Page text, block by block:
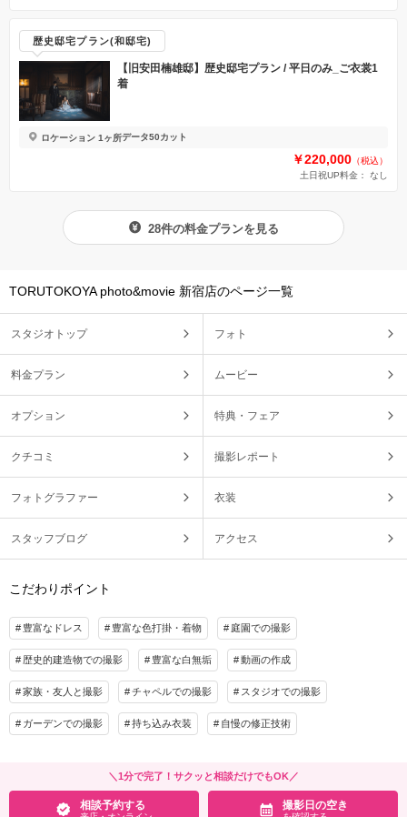
歴史邸宅プラン(和邸宅)
【旧安田楠雄邸】歴史邸宅プラン / 平日のみ_ご衣裳1
着
ロケーション 1ヶ所データ50カット
￥220,000 （税込）
土日祝UP料金： なし
28件の料金プランを見る
TORUTOKOYA photo&movie 新宿店のページ一覧
スタジオトップ フォト
料金プラン ムービー
オプション 特典・フェア
クチコミ 撮影レポート
フォトグラファー 衣装
スタッフブログ アクセス
こだわりポイント
豊富なドレス 豊富な色打掛・着物 庭園での撮影
歴史的建造物での撮影 豊富な白無垢 動画の作成
家族・友人と撮影 チャペルでの撮影 スタジオでの撮影
ガーデンでの撮影 持ち込み衣装 自慢の修正技術
＼1分で完了！サクッと相談だけでもOK／
相談予約する 撮影日の空き